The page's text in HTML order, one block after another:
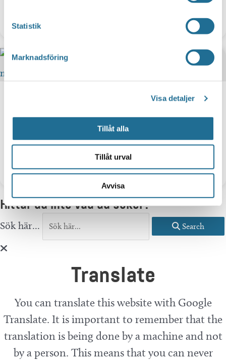
Statistik
Marknadsföring
Visa detaljer
Tillåt alla
Tillåt urval
Avvisa
Kräftfiske
Hittar du inte vad du söker?
Sök här... Search
Translate
You can translate this website with Google
Translate. It is important to remember that the
translation is being done by a machine and not
by a person. This means that you can never